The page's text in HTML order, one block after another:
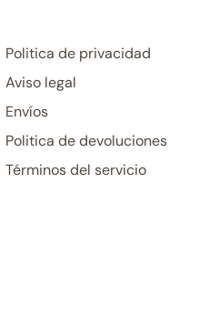
Politica de privacidad
Aviso legal
Envíos
Politica de devoluciones
Términos del servicio